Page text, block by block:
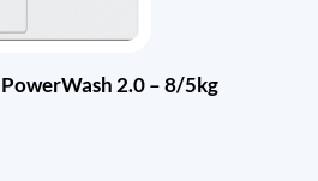
PowerWash 2.0 – 8/5kg